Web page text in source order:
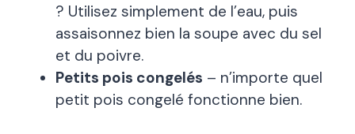
? Utilisez simplement de l’eau, puis
assaisonnez bien la soupe avec du sel
et du poivre.
Petits pois congelés – n’importe quel
petit pois congelé fonctionne bien.